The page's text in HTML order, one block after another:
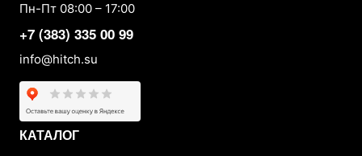
Пн-Пт 08:00 – 17:00
+7 (383) 335 00 99
info@hitch.su
КАТАЛОГ